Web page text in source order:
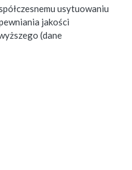
usytuowaniu
jakości
(dane